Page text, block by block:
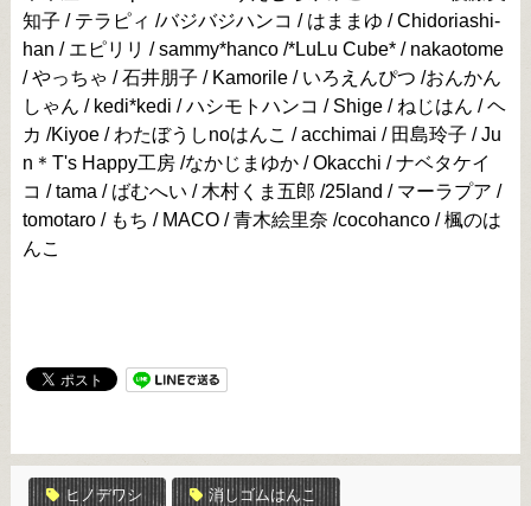
知子 / テラピィ /バジバジハンコ / はままゆ / Chidoriashi-
han / エピリリ / sammy*hanco /*LuLu Cube* / nakaotome
/ やっちゃ / 石井朋子 / Kamorile / いろえんぴつ /おんかん
しゃん / kedi*kedi / ハシモトハンコ / Shige / ねじはん / ヘ
カ /Kiyoe / わたぼうしnoはんこ / acchimai / 田島玲子 / Ju
n＊T's Happy工房 /なかじまゆか / Okacchi / ナベタケイ
コ / tama / ばむへい / 木村くま五郎 /25land / マーラプア /
tomotaro / もち / MACO / 青木絵里奈 /cocohanco / 楓のは
んこ
ヒノデワシ 消しゴムはんこ